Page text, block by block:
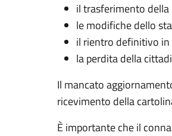
il trasferimento
le modifiche dello
il rientro definitivo in
la perdita della
Il mancato
ricevimento della
È importante che il